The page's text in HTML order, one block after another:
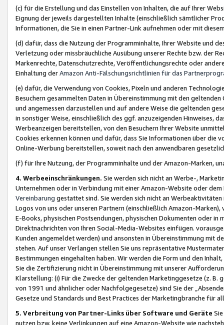
(c) für die Erstellung und das Einstellen von Inhalten, die auf Ihrer
Eignung der jeweils dargestellten Inhalte (einschließlich sämtlicher
Informationen, die Sie in einen Partner-Link aufnehmen oder mit
(d) dafür, dass die Nutzung der Programminhalte, Ihrer Website und
Verletzung oder missbräuchliche Ausübung unserer Rechte bzw. der
Markenrechte, Datenschutzrechte, Veröffentlichungsrechte oder
Einhaltung derAmazon Anti-Fälschungsrichtlinien für das
(e) dafür, die Verwendung von Cookies, Pixeln und anderen
Besuchern gesammelten Daten in Übereinstimmung mit den
und angemessen darzustellen und auf andere Weise die geltenden
in sonstiger Weise, einschließlich des ggf. anzuzeigenden Hinweises,
Werbeanzeigen bereitstellen, von den Besuchern Ihrer Website
Cookies erkennen können und dafür, dass Sie Informationen über die
Online-Werbung bereitstellen, soweit nach den anwendbaren
(f) für Ihre Nutzung, der Programminhalte und der Amazon-Marken,
4. Werbeeinschränkungen. Sie werden sich nicht an Werbe-,
Unternehmen oder in Verbindung mit einer Amazon-Website oder
Vereinbarung gestattet sind. Sie werden sich nicht an
Logos von uns oder unseren Partnern (einschließlich Amazon-
E-Books, physischen Postsendungen, physischen Dokumenten oder in
Direktnachrichten von Ihren Social-Media-Websites einfügen.
Kunden angemeldet werden) und ansonsten in Übereinstimmung mit
stehen. Auf unser Verlangen stellen Sie uns repräsentative
Bestimmungen eingehalten haben. Wir werden die Form und den
Sie die Zertifizierung nicht in Übereinstimmung mit unserer
Klarstellung: (i) Für die Zwecke der geltenden Marketinggesetze (z. B.
von 1991 und ähnlicher oder Nachfolgegesetze) sind Sie der
Gesetze und Standards und Best Practices der Marketingbranche für
5. Verbreitung von Partner-Links über Software und Geräte
nutzen bzw. keine Verlinkungen auf eine Amazon-Website wie